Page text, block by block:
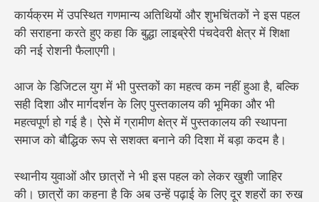
कार्यक्रम में उपस्थित गणमान्य अतिथियों और शुभचिंतकों ने इस पहल
की सराहना करते हुए कहा कि बुद्धा लाइब्रेरी पंचदेवरी क्षेत्र में शिक्षा
की नई रोशनी फैलाएगी।
आज के डिजिटल युग में भी पुस्तकों का महत्व कम नहीं हुआ है, बल्कि
सही दिशा और मार्गदर्शन के लिए पुस्तकालय की भूमिका और भी
महत्वपूर्ण हो गई है। ऐसे में ग्रामीण क्षेत्र में पुस्तकालय की स्थापना
समाज को बौद्धिक रूप से सशक्त बनाने की दिशा में बड़ा कदम है।
स्थानीय युवाओं और छात्रों ने भी इस पहल को लेकर खुशी जाहिर
की। छात्रों का कहना है कि अब उन्हें पढ़ाई के लिए दूर शहरों का रुख